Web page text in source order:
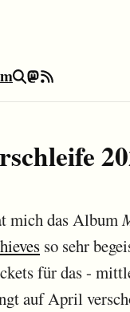
Suche
Mastodon
RSS-Feed
mich das Album
so sehr
für das -
auf April